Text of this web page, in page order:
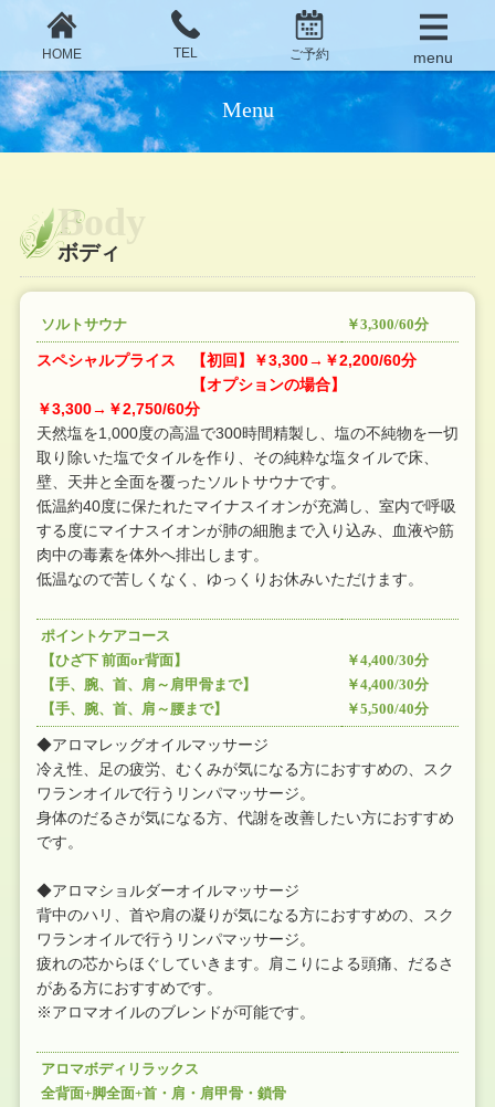
HOME TEL ご予約
Menu
Body
ボディ
ソルトサウナ ￥3,300/60分
スペシャルプライス 【初回】￥3,300→￥2,200/60分
【オプションの場合】
￥3,300→￥2,750/60分
天然塩を1,000度の高温で300時間精製し、塩の不純物を一切
取り除いた塩でタイルを作り、その純粋な塩タイルで床、
壁、天井と全面を覆ったソルトサウナです。
低温約40度に保たれたマイナスイオンが充満し、室内で呼吸
する度にマイナスイオンが肺の細胞まで入り込み、血液や筋
肉中の毒素を体外へ排出します。
低温なので苦しくなく、ゆっくりお休みいただけます。
ポイントケアコース
【ひざ下 前面or背面】
【手、腕、首、肩～肩甲骨まで】
【手、腕、首、肩～腰まで】
￥4,400/30分
￥4,400/30分
￥5,500/40分
◆アロマレッグオイルマッサージ
冷え性、足の疲労、むくみが気になる方におすすめの、スク
ワランオイルで行うリンパマッサージ。
身体のだるさが気になる方、代謝を改善したい方におすすめ
です。
◆アロマショルダーオイルマッサージ
背中のハリ、首や肩の凝りが気になる方におすすめの、スク
ワランオイルで行うリンパマッサージ。
疲れの芯からほぐしていきます。肩こりによる頭痛、だるさ
がある方におすすめです。
※アロマオイルのブレンドが可能です。
アロマボディリラックス
全背面+脚全面+首・肩・肩甲骨・鎖骨